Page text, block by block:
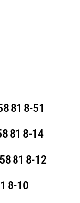
8‑51
8‑14
8‑12
8‑10